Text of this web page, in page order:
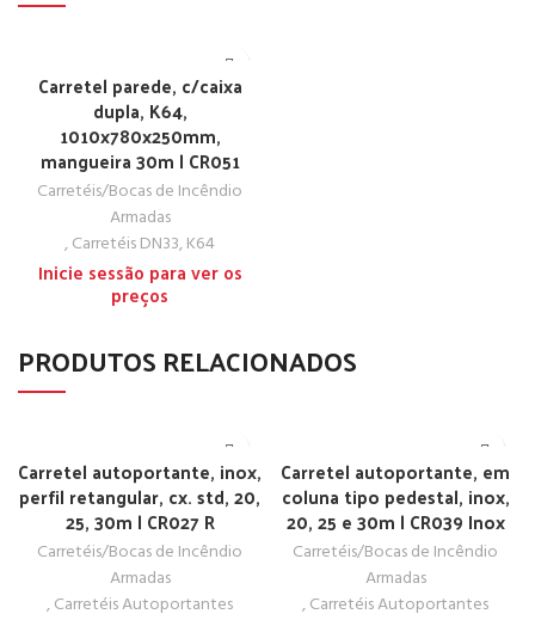
Carretel parede, c/caixa
dupla, K64,
1010x780x250mm,
mangueira 30m | CR051
Carretéis/Bocas de Incêndio
Armadas
,Carretéis DN33, K64
Inicie sessão para ver os
preços
PRODUTOS RELACIONADOS
Carretel autoportante, inox,
perfil retangular, cx. std, 20,
25, 30m | CR027 R
Carretéis/Bocas de Incêndio
Armadas
,Carretéis Autoportantes
Carretel autoportante, em
coluna tipo pedestal, inox,
20, 25 e 30m | CR039 Inox
Carretéis/Bocas de Incêndio
Armadas
,Carretéis Autoportantes